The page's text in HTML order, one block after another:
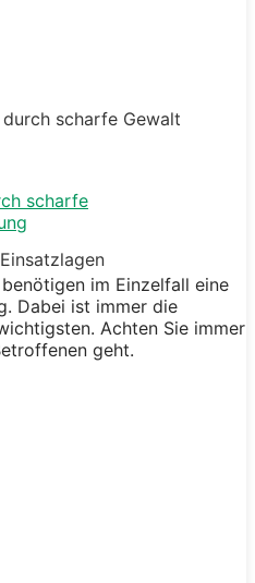
scharfe Gewalt
scharfe
im Einzelfall eine
Dabei ist immer die
Achten Sie immer
geht.